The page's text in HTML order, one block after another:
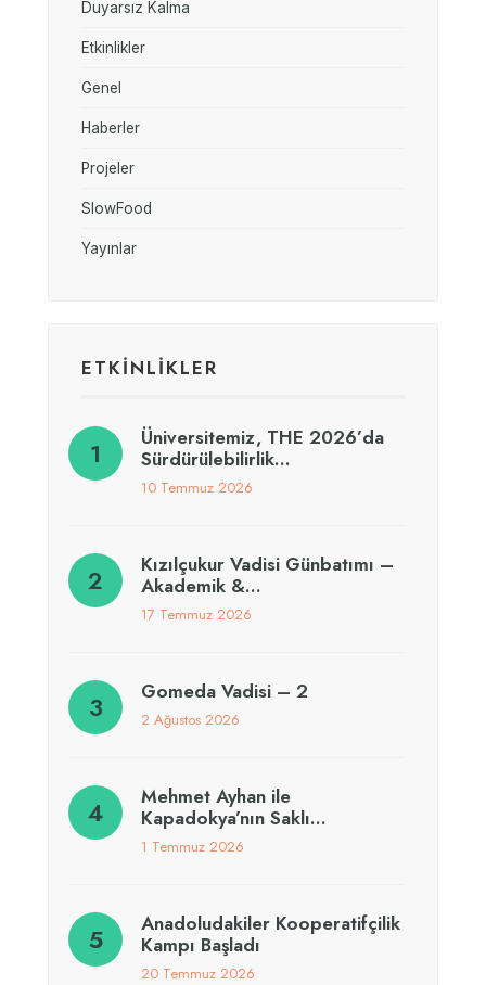
Duyarsız Kalma
Etkinlikler
Genel
Haberler
Projeler
SlowFood
Yayınlar
ETKİNLİKLER
Üniversitemiz, THE 2026’da
Sürdürülebilirlik…
10 Temmuz 2026
Kızılçukur Vadisi Günbatımı –
Akademik &…
17 Temmuz 2026
Gomeda Vadisi – 2
2 Ağustos 2026
Mehmet Ayhan ile
Kapadokya’nın Saklı…
1 Temmuz 2026
Anadoludakiler Kooperatifçilik
Kampı Başladı
20 Temmuz 2026